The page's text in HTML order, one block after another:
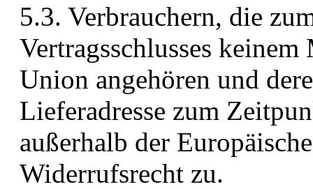
5.3. Verbrauchern, die
Vertragsschlusses
Union angehören und
Lieferadresse zum
außerhalb der
Widerrufsrecht zu.